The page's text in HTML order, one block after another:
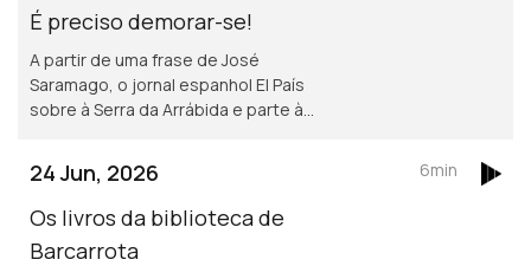
É preciso demorar-se!
A partir de uma frase de José
Saramago, o jornal espanhol El País
sobre à Serra da Arrábida e parte à
24 Jun, 2026
Os livros da biblioteca de
Barcarrota
6min